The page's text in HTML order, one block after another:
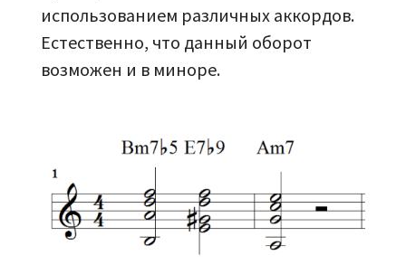
использованием различных аккордов.
Естественно, что данный оборот
возможен и в миноре.